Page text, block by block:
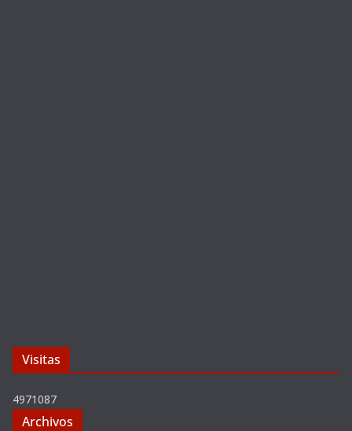
Visitas
4971087
Archivos